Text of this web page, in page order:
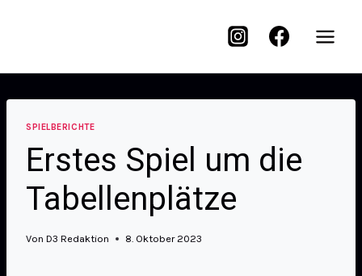
SPIELBERICHTE
Erstes Spiel um die
Tabellenplätze
Von D3 Redaktion 8. Oktober 2023